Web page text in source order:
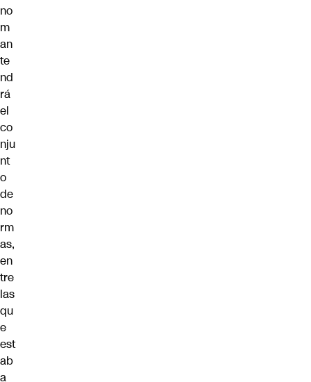
no
m
an
te
nd
rá
el
co
nju
nt
o
de
no
rm
as,
en
tre
las
qu
e
est
ab
a